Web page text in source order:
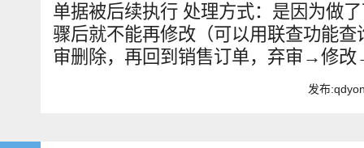
单据被后续执行 处理方式：是因为做
骤后就不能再修改（可以用联查功能
审删除，再回到销售订单，弃审→修
发布